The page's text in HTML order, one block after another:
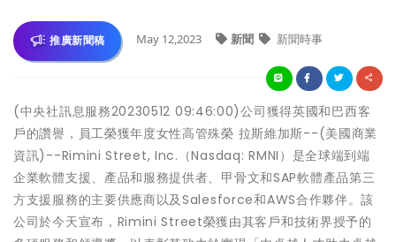
推廣新聞稿 May 12,2023 新聞 新聞時事
(中央社訊息服務20230512 09:46:00)公司獲得英國和巴西客
戶的讚譽，員工榮獲年度女性高管殊榮 拉斯維加斯--(美國商業
資訊)--Rimini Street, Inc.（Nasdaq: RMNI）是全球端到端
企業軟體支援、產品和服務提供者、甲骨文和SAP軟體產品第三
方支援服務的主要供應商以及Salesforce和AWS合作夥伴。該
公司於今天宣布，Rimini Street榮獲由其客戶和技術界授予的